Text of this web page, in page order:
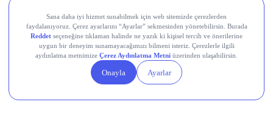
Teknik Analiz Nedir?